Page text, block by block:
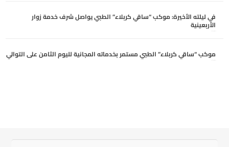
في ليلته الأخيرة: موكب “ساقي كربلاء” الطبي يواصل شرف خدمة زوار
الأربعينية
موكب “ساقي كربلاء” الطبي مستمر بخدماته المجانية لليوم الثامن على التوالي